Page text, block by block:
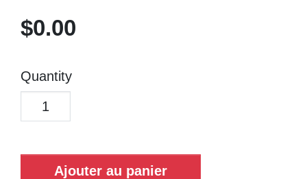
$0.00
Quantity
Ajouter au panier